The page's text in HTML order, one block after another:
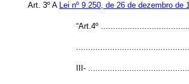
Art. 3º A Lei nº 9.250, de 26 de dezembro de
“Art.4º
III-